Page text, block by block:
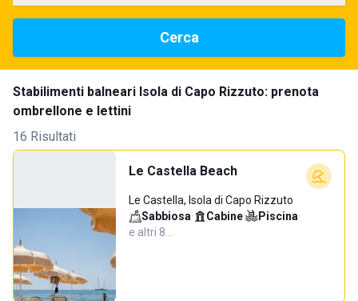
Cerca
Stabilimenti balneari Isola di Capo Rizzuto: prenota
ombrellone e lettini
16 Risultati
Le Castella Beach
Le Castella, Isola di Capo Rizzuto
Sabbiosa· Cabine· Piscina·
e altri 8…